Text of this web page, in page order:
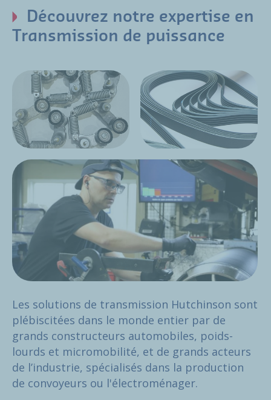
Découvrez notre expertise en
Transmission de puissance
Les solutions de transmission Hutchinson sont
plébiscitées dans le monde entier par de
grands constructeurs automobiles, poids-
lourds et micromobilité, et de grands acteurs
de l’industrie, spécialisés dans la production
de convoyeurs ou l'électroménager.